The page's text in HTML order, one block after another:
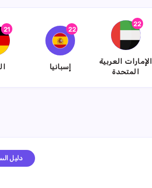
22
الإمارات العربية
المتحدة
22
إسبانيا
{{name}}
21
دليل